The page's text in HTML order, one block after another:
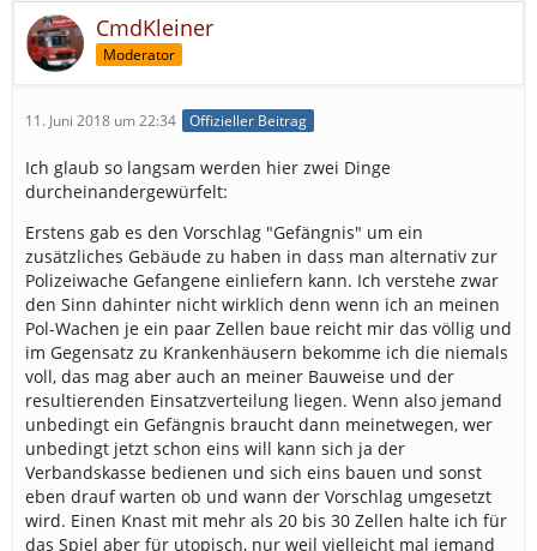
CmdKleiner
Moderator
11. Juni 2018 um 22:34 Offizieller Beitrag
Ich glaub so langsam werden hier zwei Dinge
durcheinandergewürfelt:
Erstens gab es den Vorschlag "Gefängnis" um ein
zusätzliches Gebäude zu haben in dass man alternativ zur
Polizeiwache Gefangene einliefern kann. Ich verstehe zwar
den Sinn dahinter nicht wirklich denn wenn ich an meinen
Pol-Wachen je ein paar Zellen baue reicht mir das völlig und
im Gegensatz zu Krankenhäusern bekomme ich die niemals
voll, das mag aber auch an meiner Bauweise und der
resultierenden Einsatzverteilung liegen. Wenn also jemand
unbedingt ein Gefängnis braucht dann meinetwegen, wer
unbedingt jetzt schon eins will kann sich ja der
Verbandskasse bedienen und sich eins bauen und sonst
eben drauf warten ob und wann der Vorschlag umgesetzt
wird. Einen Knast mit mehr als 20 bis 30 Zellen halte ich für
das Spiel aber für utopisch, nur weil vielleicht mal jemand